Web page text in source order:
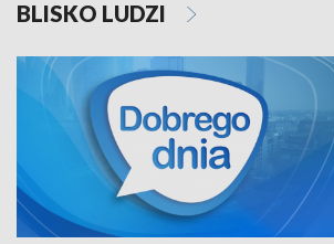
BLISKO LUDZI